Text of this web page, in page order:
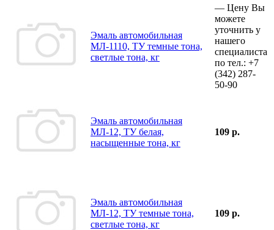
Эмаль автомобильная
МЛ-1110, ТУ темные тона,
светлые тона, кг
— Цену Вы
можете
уточнить у
нашего
специалиста
по тел.: +7
(342) 287-
50-90
Эмаль автомобильная
МЛ-12, ТУ белая,
насыщенные тона, кг
109 р.
Эмаль автомобильная
МЛ-12, ТУ темные тона,
светлые тона, кг
109 р.